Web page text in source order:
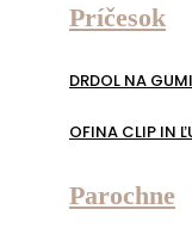
Príčesok
DRDOL NA
OFINA CLIP IN
Parochne